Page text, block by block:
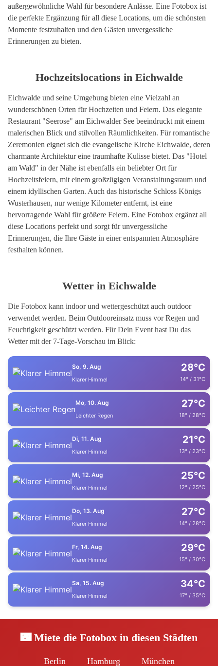
außergewöhnliche Wahl für besondere Anlässe. Eine Fotobox ist
die perfekte Ergänzung für all diese Locations, um die schönsten
Momente festzuhalten und den Gästen unvergessliche
Erinnerungen zu bieten.
Hochzeitslocations in Eichwalde
Eichwalde und seine Umgebung bieten eine Vielzahl an
wunderschönen Orten für Hochzeiten und Feiern. Das elegante
Restaurant "Seerose" am Eichwalder See beeindruckt mit einem
malerischen Blick und stilvollen Räumlichkeiten. Für romantische
Zeremonien eignet sich die evangelische Kirche Eichwalde, deren
charmante Architektur eine traumhafte Kulisse bietet. Das "Hotel
am Wald" in der Nähe ist ebenfalls ein beliebter Ort für
Hochzeitsfeiern, mit einem großzügigen Veranstaltungsraum und
einem idyllischen Garten. Auch das historische Schloss Königs
Wusterhausen, nur wenige Kilometer entfernt, ist eine
hervorragende Wahl für größere Feiern. Eine Fotobox ergänzt all
diese Locations perfekt und sorgt für unvergessliche
Erinnerungen, die Ihre Gäste in einer entspannten Atmosphäre
festhalten können.
Wetter in Eichwalde
Die Fotobox kann indoor und wettergeschützt auch outdoor
verwendet werden. Beim Outdooreinsatz muss vor Regen und
Feuchtigkeit geschützt werden. Für Dein Event hast Du das
Wetter mit der 7-Tage-Vorschau im Blick:
So, 9. Aug
Klarer Himmel
28°C
14° / 31°C
Mo, 10. Aug
Leichter Regen
27°C
18° / 28°C
Di, 11. Aug
Klarer Himmel
21°C
13° / 23°C
Mi, 12. Aug
Klarer Himmel
25°C
12° / 25°C
Do, 13. Aug
Klarer Himmel
27°C
14° / 28°C
Fr, 14. Aug
Klarer Himmel
29°C
15° / 30°C
Sa, 15. Aug
Klarer Himmel
34°C
17° / 35°C
🌃 Miete die Fotobox in diesen Städten
Berlin Hamburg München